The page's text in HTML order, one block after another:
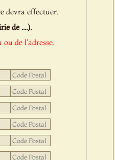
devra effectuer.
de ....).
de l'adresse.